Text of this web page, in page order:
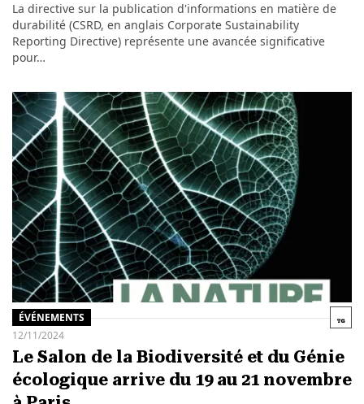
La directive sur la publication d'informations en matière de
durabilité (CSRD, en anglais Corporate Sustainability
Reporting Directive) représente une avancée significative
pour…
ÉVÉNEMENTS
12/11/2024
Le Salon de la Biodiversité et du Génie
écologique arrive du 19 au 21 novembre